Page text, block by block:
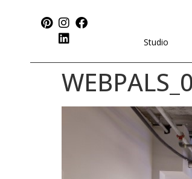
Studio